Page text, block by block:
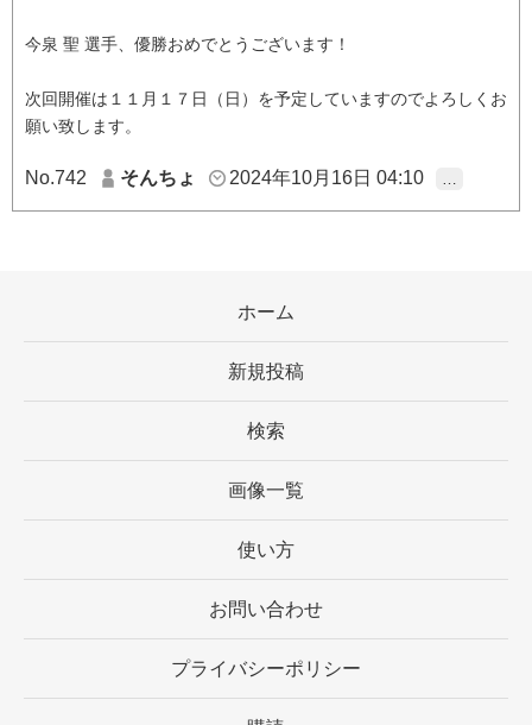
今泉 聖 選手、優勝おめでとうございます！
次回開催は１１月１７日（日）を予定していますのでよろしくお
願い致します。
No.742 そんちょ 2024年10月16日 04:10
ホーム
新規投稿
検索
画像一覧
使い方
お問い合わせ
プライバシーポリシー